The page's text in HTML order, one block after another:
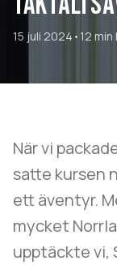
15 juli 2024 • 12
När vi
satte kursen
ett äventyr.
mycket
upptäckte vi,